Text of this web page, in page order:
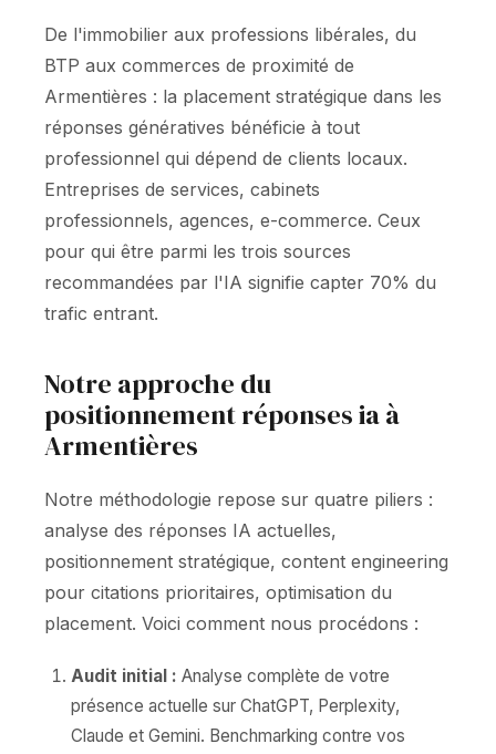
De l'immobilier aux professions libérales, du
BTP aux commerces de proximité de
Armentières : la placement stratégique dans les
réponses génératives bénéficie à tout
professionnel qui dépend de clients locaux.
Entreprises de services, cabinets
professionnels, agences, e-commerce. Ceux
pour qui être parmi les trois sources
recommandées par l'IA signifie capter 70% du
trafic entrant.
Notre approche du
positionnement réponses ia à
Armentières
Notre méthodologie repose sur quatre piliers :
analyse des réponses IA actuelles,
positionnement stratégique, content engineering
pour citations prioritaires, optimisation du
placement. Voici comment nous procédons :
Audit initial : Analyse complète de votre
présence actuelle sur ChatGPT, Perplexity,
Claude et Gemini. Benchmarking contre vos